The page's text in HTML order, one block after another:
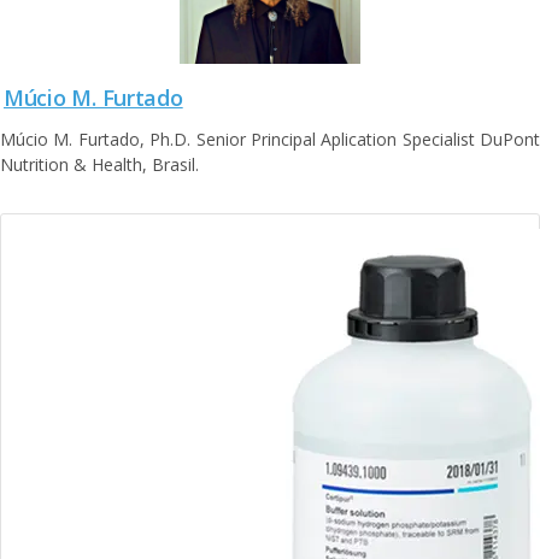
Múcio M. Furtado
Múcio M. Furtado, Ph.D. Senior Principal Aplication Specialist DuPont
Nutrition & Health, Brasil.